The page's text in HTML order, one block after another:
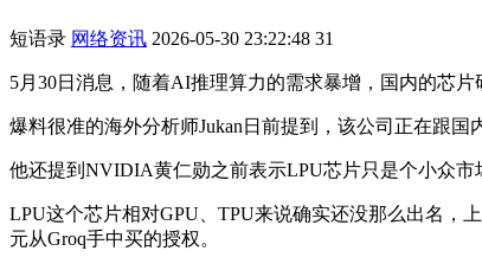
短语录 网络资讯 2026-05-30 23:22:48 31
5月30日消息，随着AI推理算力的需求暴增，国内的芯
爆料很准的海外分析师Jukan日前提到，该公司正在跟
他还提到NVIDIA黄仁勋之前表示LPU芯片只是个小众市
LPU这个芯片相对GPU、TPU来说确实还没那么出名，
元从Groq手中买的授权。